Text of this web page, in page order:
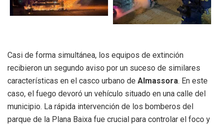
Casi de forma simultánea, los equipos de extinción
recibieron un segundo aviso por un suceso de similares
características en el casco urbano de Almassora. En este
caso, el fuego devoró un vehículo situado en una calle del
municipio. La rápida intervención de los bomberos del
parque de la Plana Baixa fue crucial para controlar el foco y